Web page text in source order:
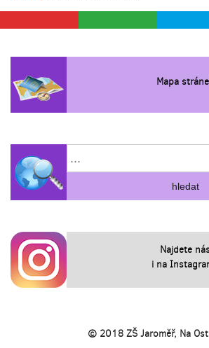
Mapa
Najdete
i na
© 2018 ZŠ Jaroměř, Na